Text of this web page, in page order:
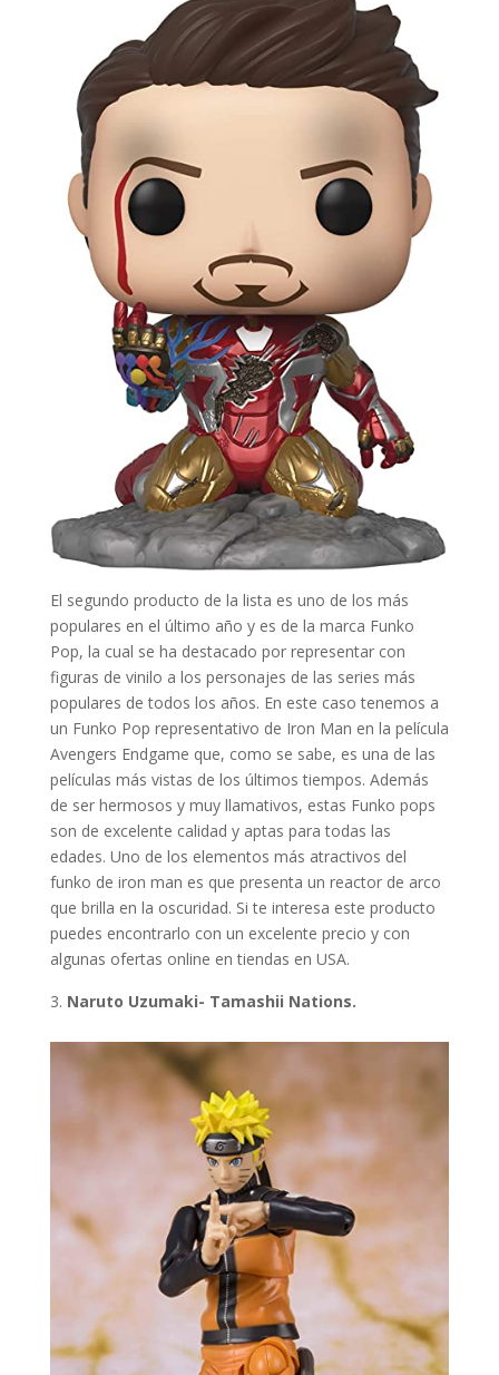
El segundo producto de la lista es uno de los más
populares en el último año y es de la marca Funko
Pop, la cual se ha destacado por representar con
figuras de vinilo a los personajes de las series más
populares de todos los años. En este caso tenemos a
un Funko Pop representativo de Iron Man en la película
Avengers Endgame que, como se sabe, es una de las
películas más vistas de los últimos tiempos. Además
de ser hermosos y muy llamativos, estas Funko pops
son de excelente calidad y aptas para todas las
edades. Uno de los elementos más atractivos del
funko de iron man es que presenta un reactor de arco
que brilla en la oscuridad. Si te interesa este producto
puedes encontrarlo con un excelente precio y con
algunas ofertas online en tiendas en USA.
Naruto Uzumaki- Tamashii Nations.